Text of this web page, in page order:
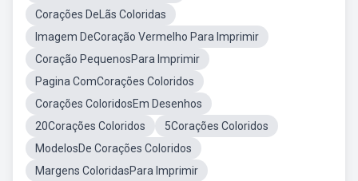
Corações DeLãs Coloridas
Imagem DeCoração Vermelho Para Imprimir
Coração PequenosPara Imprimir
Pagina ComCorações Coloridos
Corações ColoridosEm Desenhos
20Corações Coloridos
5Corações Coloridos
ModelosDe Corações Coloridos
Margens ColoridasPara Imprimir